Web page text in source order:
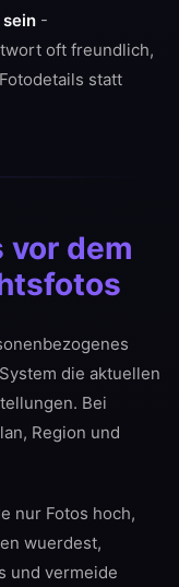
-
oft freundlich,
statt
vor dem
die aktuellen
Bei
Region und
nur Fotos hoch,
wuerdest,
und vermeide